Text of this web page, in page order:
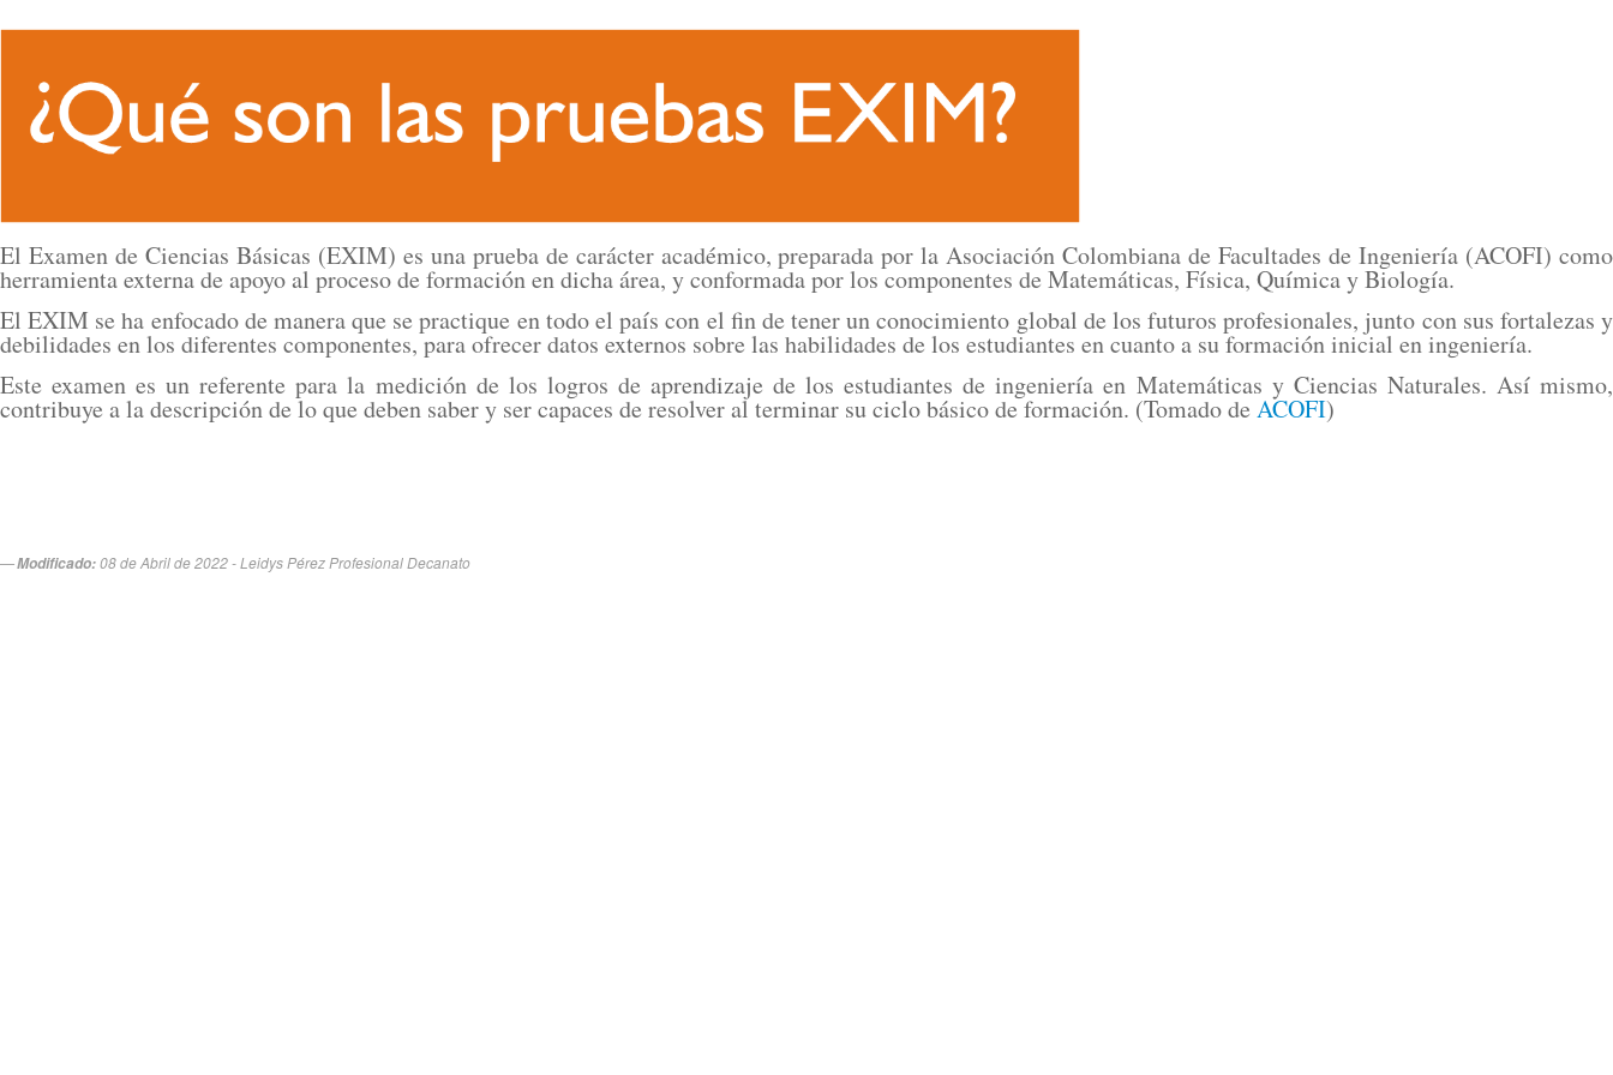
El Examen de Ciencias Básicas (EXIM) es una prueba de carácter académico, preparada por la Asociación Colombiana de Facultades de Ingeniería (ACOFI) como
herramienta externa de apoyo al proceso de formación en dicha área, y conformada por los componentes de Matemáticas, Física, Química y Biología.
El EXIM se ha enfocado de manera que se practique en todo el país con el fin de tener un conocimiento global de los futuros profesionales, junto con sus fortalezas y
debilidades en los diferentes componentes, para ofrecer datos externos sobre las habilidades de los estudiantes en cuanto a su formación inicial en ingeniería.
Este examen es un referente para la medición de los logros de aprendizaje de los estudiantes de ingeniería en Matemáticas y Ciencias Naturales. Así mismo,
contribuye a la descripción de lo que deben saber y ser capaces de resolver al terminar su ciclo básico de formación. (Tomado de ACOFI)
Modificado:08 de Abril de 2022 - Leidys Pérez Profesional Decanato